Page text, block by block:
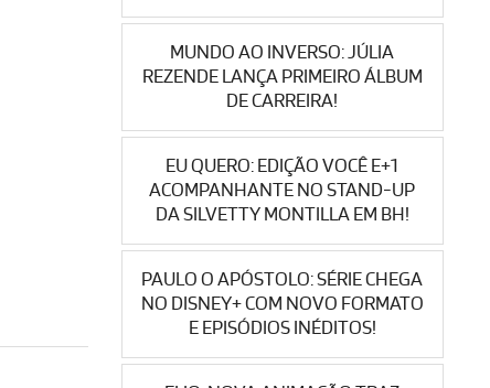
MUNDO AO INVERSO: JÚLIA
REZENDE LANÇA PRIMEIRO ÁLBUM
DE CARREIRA!
EU QUERO: EDIÇÃO VOCÊ E+1
ACOMPANHANTE NO STAND-UP
DA SILVETTY MONTILLA EM BH!
PAULO O APÓSTOLO: SÉRIE CHEGA
NO DISNEY+ COM NOVO FORMATO
E EPISÓDIOS INÉDITOS!